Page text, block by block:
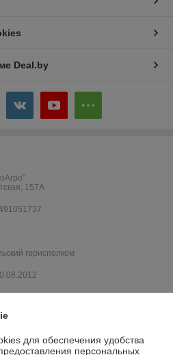
Deal.by
157А
горисполком
для обеспечения удобства
персональных